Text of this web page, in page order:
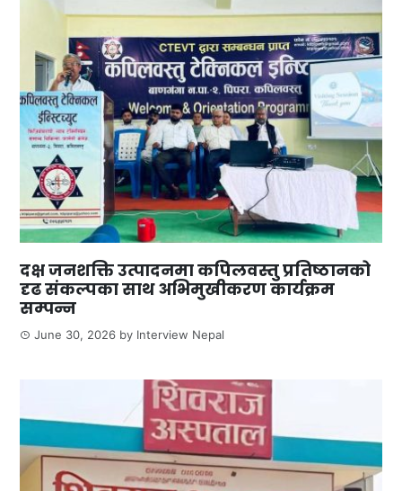
दक्ष जनशक्ति उत्पादनमा कपिलवस्तु प्रतिष्ठानको
दृढ संकल्पका साथ अभिमुखीकरण कार्यक्रम
सम्पन्न
June 30, 2026 by Interview Nepal